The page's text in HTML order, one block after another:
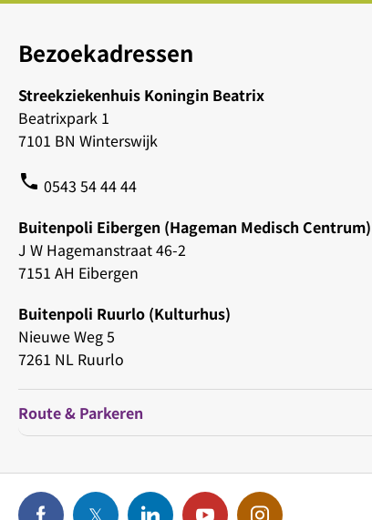
Bezoekadressen
Streekziekenhuis Koningin Beatrix
Beatrixpark 1
7101 BN Winterswijk
phone 0543 54 44 44
Buitenpoli Eibergen (Hageman Medisch Centrum)
J W Hagemanstraat 46-2
7151 AH Eibergen
Buitenpoli Ruurlo (Kulturhus)
Nieuwe Weg 5
7261 NL Ruurlo
Route & Parkeren